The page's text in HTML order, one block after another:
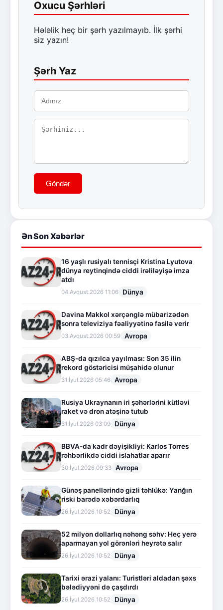
Oxucu Şərhləri
Hələlik heç bir şərh yazılmayıb. İlk şərhi
siz yazın!
Şərh Yaz
Göndər
Ən Son Xəbərlər
16 yaşlı rusiyalı tennisçi Kristina Lyutova
dünya reytinqində ciddi irəliləyişə imza
atdı
04.Avqust.2026 11:06 Dünya
Davina Makkol xərçənglə mübarizədən
sonra televiziya fəaliyyətinə fasilə verir
03.Avqust.2026 00:59 Avropa
ABŞ-da qızılca yayılması: Son 35 ilin
rekord göstəricisi müşahidə olunur
31.İyul.2026 05:46 Avropa
Rusiya Ukraynanın iri şəhərlərini kütləvi
raket və dron atəşinə tutub
31.İyul.2026 03:09 Dünya
BBVA-da kadr dəyişikliyi: Karlos Torres
rəhbərlikdə ciddi islahatlar aparır
30.İyul.2026 09:33 Avropa
Günəş panellərində gizli təhlükə: Yanğın
riski barədə xəbərdarlıq
26.İyul.2026 10:52 Dünya
52 milyon dollarlıq nəhəng səhv: Heç yerə
aparmayan yol görənləri heyrətə salır
26.İyul.2026 10:52 Dünya
Tarixi ərazi yalanı: Turistləri aldadan şəxs
bələdiyyəni də çaşdırdı
26.İyul.2026 10:52 Dünya